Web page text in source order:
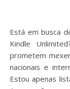
Está em busca de novos títulos de suspense e drama no
Kindle
prometem
nacionais e
Estou apenas